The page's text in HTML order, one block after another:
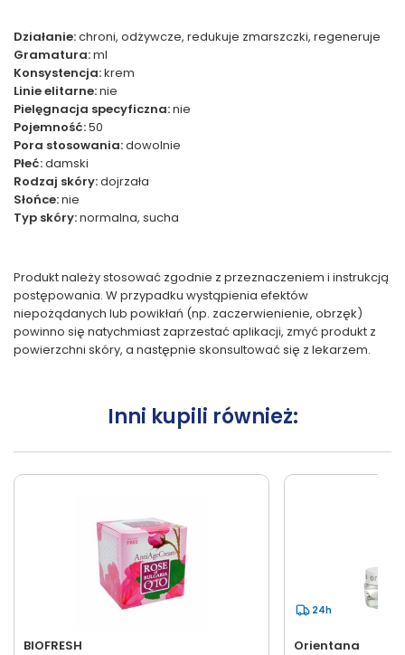
Działanie:chroni, odżywcze, redukuje zmarszczki, regeneruje
Gramatura:ml
Konsystencja:krem
Linie elitarne:nie
Pielęgnacja specyficzna:nie
Pojemność:50
Pora stosowania:dowolnie
Płeć:damski
Rodzaj skóry:dojrzała
Słońce:nie
Typ skóry:normalna, sucha
Produkt należy stosować zgodnie z przeznaczeniem i instrukcją
postępowania. W przypadku wystąpienia efektów
niepożądanych lub powikłań (np. zaczerwienienie, obrzęk)
powinno się natychmiast zaprzestać aplikacji, zmyć produkt z
powierzchni skóry, a następnie skonsultować się z lekarzem.
Inni kupili również:
BIOFRESH
24h
Orientana